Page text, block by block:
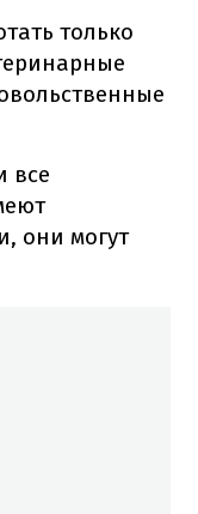
только
все
они могут